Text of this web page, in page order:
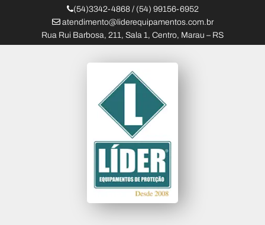
(54)3342-4868 / (54) 99156-6952
atendimento@liderequipamentos.com.br
Rua Rui Barbosa, 211, Sala 1, Centro, Marau – RS
Líder Equipamentos